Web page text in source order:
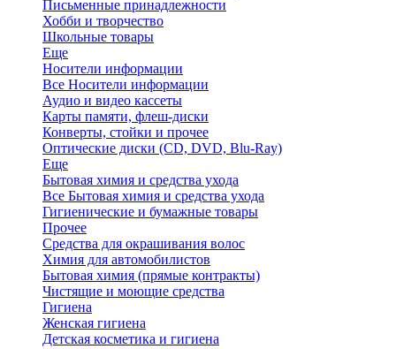
Письменные принадлежности
Хобби и творчество
Школьные товары
Еще
Носители информации
Все Носители информации
Аудио и видео кассеты
Карты памяти, флеш-диски
Конверты, стойки и прочее
Оптические диски (CD, DVD, Blu-Ray)
Еще
Бытовая химия и средства ухода
Все Бытовая химия и средства ухода
Гигиенические и бумажные товары
Прочее
Средства для окрашивания волос
Химия для автомобилистов
Бытовая химия (прямые контракты)
Чистящие и моющие средства
Гигиена
Женская гигиена
Детская косметика и гигиена